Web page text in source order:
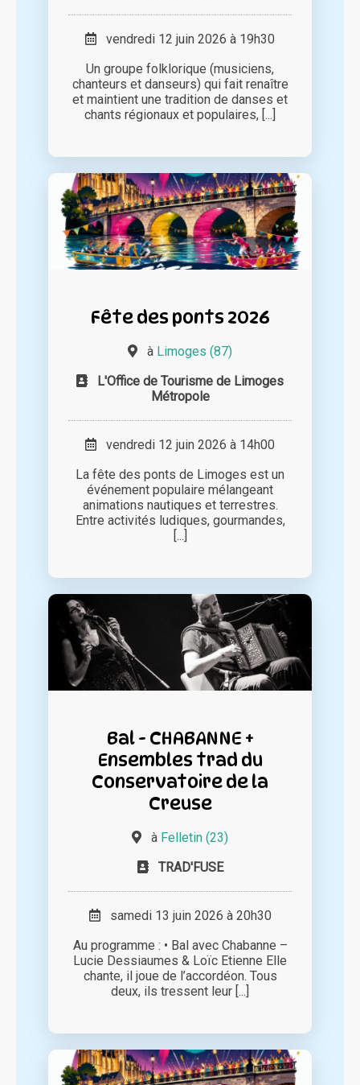
vendredi 12 juin 2026 à 19h30
Un groupe folklorique (musiciens,
chanteurs et danseurs) qui fait renaître
et maintient une tradition de danses et
chants régionaux et populaires, [...]
Fête des ponts 2026
à Limoges (87)
L'Office de Tourisme de Limoges
Métropole
vendredi 12 juin 2026 à 14h00
La fête des ponts de Limoges est un
événement populaire mélangeant
animations nautiques et terrestres.
Entre activités ludiques, gourmandes,
[...]
Bal - CHABANNE +
Ensembles trad du
Conservatoire de la
Creuse
à Felletin (23)
TRAD'FUSE
samedi 13 juin 2026 à 20h30
Au programme : • Bal avec Chabanne –
Lucie Dessiaumes & Loïc Etienne Elle
chante, il joue de l’accordéon. Tous
deux, ils tressent leur [...]